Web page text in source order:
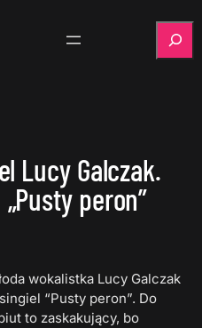
Lucy Galczak.
peron”
wokalistka Lucy Galczak
“Pusty peron”. Do
to zaskakujący, bo